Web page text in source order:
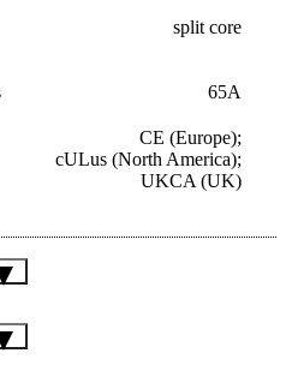
split core
65A
CE (Europe);
cULus (North America);
UKCA (UK)